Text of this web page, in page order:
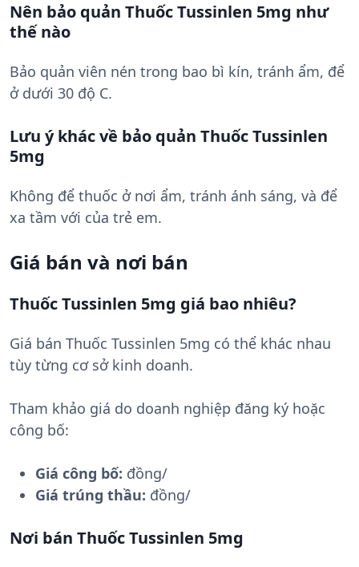
Nên bảo quản Thuốc Tussinlen 5mg như
thế nào
Bảo quản viên nén trong bao bì kín, tránh ẩm, để
ở dưới 30 độ C.
Lưu ý khác về bảo quản Thuốc Tussinlen
5mg
Không để thuốc ở nơi ẩm, tránh ánh sáng, và để
xa tầm với của trẻ em.
Giá bán và nơi bán
Thuốc Tussinlen 5mg giá bao nhiêu?
Giá bán Thuốc Tussinlen 5mg có thể khác nhau
tùy từng cơ sở kinh doanh.
Tham khảo giá do doanh nghiệp đăng ký hoặc
công bố:
Giá công bố: đồng/
Giá trúng thầu: đồng/
Nơi bán Thuốc Tussinlen 5mg